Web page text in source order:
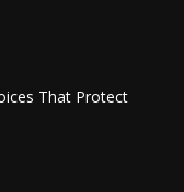
That Protect